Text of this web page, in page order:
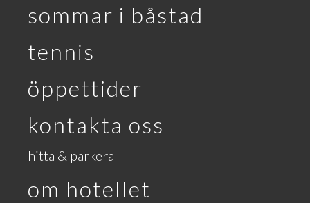
sommar i båstad
tennis
öppettider
kontakta oss
hitta & parkera
om hotellet